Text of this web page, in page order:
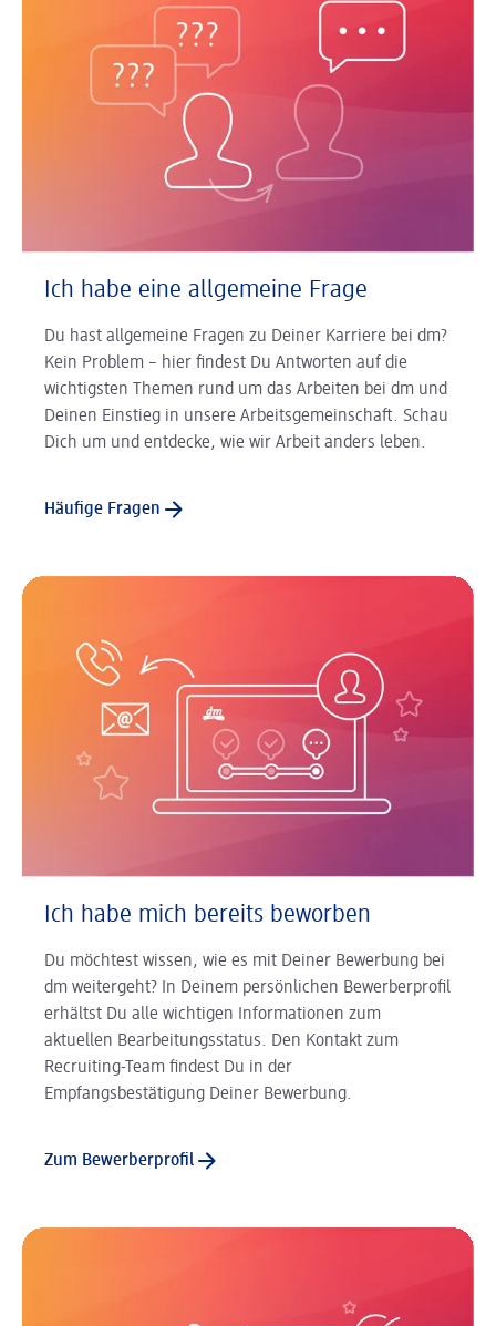
Ich habe eine allgemeine Frage
Du hast allgemeine Fragen zu Deiner Karriere bei dm?
Kein Problem – hier findest Du Antworten auf die
wichtigsten Themen rund um das Arbeiten bei dm und
Deinen Einstieg in unsere Arbeitsgemeinschaft. Schau
Dich um und entdecke, wie wir Arbeit anders leben.
Häufige Fragen
Ich habe mich bereits beworben
Du möchtest wissen, wie es mit Deiner Bewerbung bei
dm weitergeht? In Deinem persönlichen Bewerberprofil
erhältst Du alle wichtigen Informationen zum
aktuellen Bearbeitungsstatus. Den Kontakt zum
Recruiting-Team findest Du in der
Empfangsbestätigung Deiner Bewerbung.
Zum Bewerberprofil